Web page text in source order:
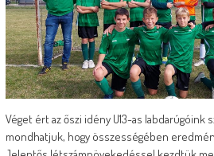
Véget ért az őszi idény U13-as labdarúgóink
mondhatjuk, hogy összességében